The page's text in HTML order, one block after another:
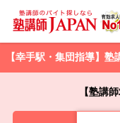
【幸手駅・集団指導】
【塾講